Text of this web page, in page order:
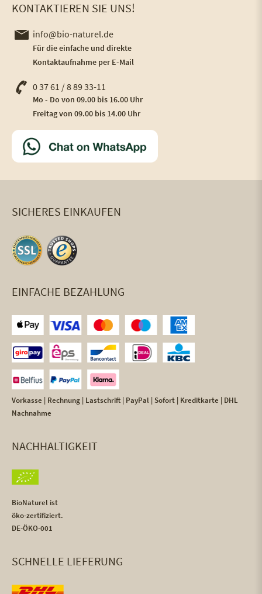
KONTAKTIEREN SIE UNS!
info@bio-naturel.de
Für die einfache und direkte
Kontaktaufnahme per E-Mail
0 37 61 / 8 89 33-11
Mo - Do von 09.00 bis 16.00 Uhr
Freitag von 09.00 bis 14.00 Uhr
SICHERES EINKAUFEN
EINFACHE BEZAHLUNG
Vorkasse | Rechnung | Lastschrift | PayPal | Sofort | Kreditkarte | DHL
Nachnahme
NACHHALTIGKEIT
BioNaturel ist
öko-zertifiziert.
DE-ÖKO-001
SCHNELLE LIEFERUNG